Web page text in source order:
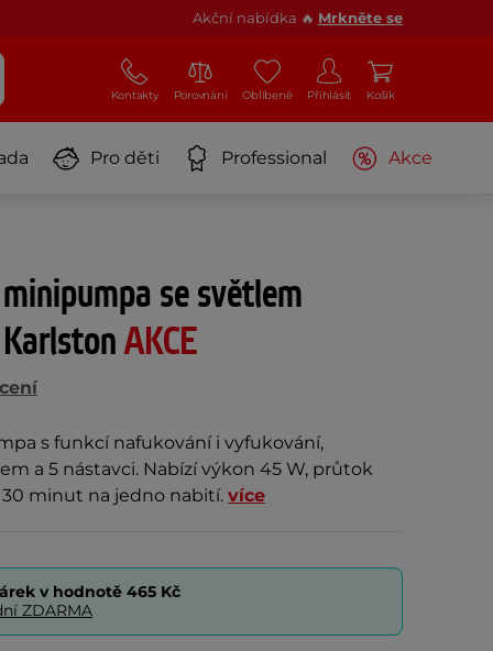
Akční nabídka 🔥 Mrkněte se
Kontakty Porovnání Oblíbené Přihlásit Košík
Pro děti Professional Akce
se světlem
KarlstonAKCE
s funkcí nafukování i vyfukování,
a 5 nástavci. Nabízí výkon 45 W, průtok
30 minut na jedno nabití. více
v hodnotě 465 Kč
ZDARMA